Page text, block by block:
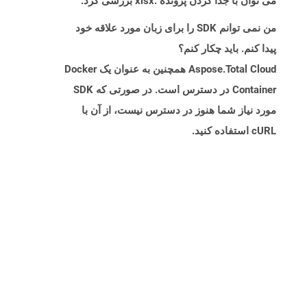
من نمی توانم SDK را برای زبان مورد علاقه خود
پیدا کنم. باید چکار کنم؟
Aspose.Total Cloud همچنین به عنوان یک Docker
Container در دسترس است. در صورتی که SDK
مورد نیاز شما هنوز در دسترس نیست، از آن با
cURL استفاده کنید.